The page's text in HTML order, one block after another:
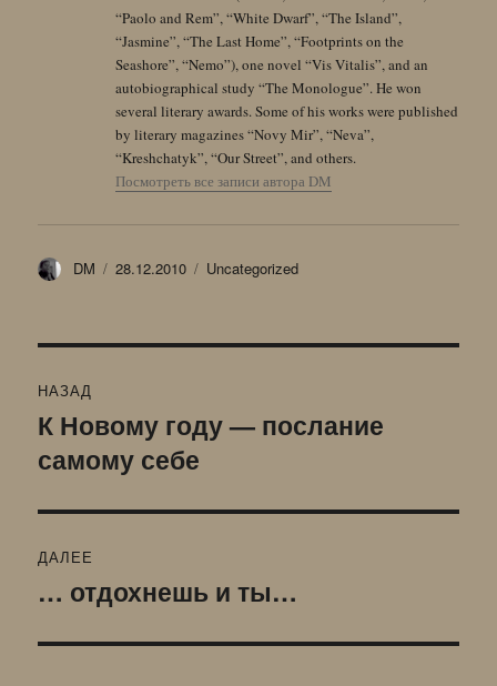
“Paolo and Rem”, “White Dwarf”, “The Island”,
“Jasmine”, “The Last Home”, “Footprints on the
Seashore”, “Nemo”), one novel “Vis Vitalis”, and an
autobiographical study “The Monologue”. He won
several literary awards. Some of his works were published
by literary magazines “Novy Mir”, “Neva”,
“Kreshchatyk”, “Our Street”, and others.
Посмотреть все записи автора DM
Автор
DM Опубликовано
28.12.2010 Рубрики
Uncategorized
по
записям
НАЗАД
Предыдущая
запись:
К Новому году — послание
самому себе
ДАЛЕЕ
Следующая
… отдохнешь и ты…